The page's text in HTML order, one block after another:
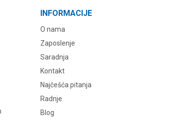
INFORMACIJE
O nama
Zaposlenje
Saradnja
Kontakt
Najčešća pitanja
Radnje
Blog